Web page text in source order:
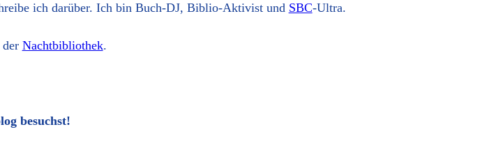
ich darüber. Ich bin Buch-DJ, Biblio-Aktivist und SBC-Ultra.
Nachtbibliothek.
besuchst!